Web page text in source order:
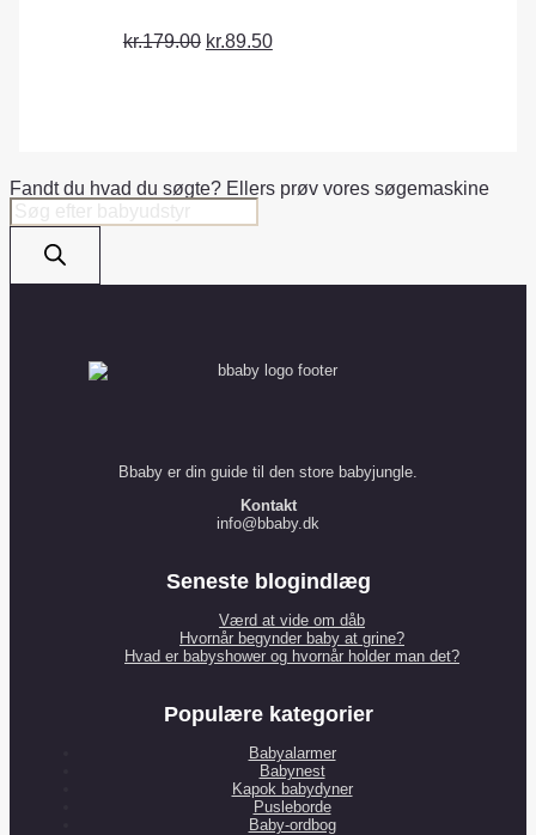
kr.179.00 kr.89.50
Fandt du hvad du søgte? Ellers prøv vores søgemaskine
Products
search
Bbaby er din guide til den store babyjungle.
Kontakt
info@bbaby.dk
Seneste blogindlæg
Værd at vide om dåb
Hvornår begynder baby at grine?
Hvad er babyshower og hvornår holder man det?
Populære kategorier
Babyalarmer
Babynest
Kapok babydyner
Pusleborde
Baby-ordbog